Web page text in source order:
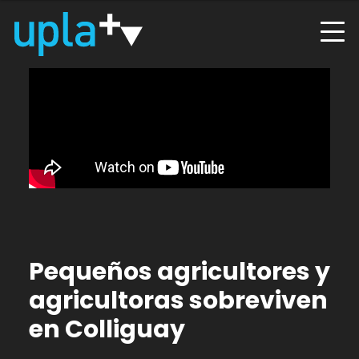
Pequeños agricultores y
agricultoras sobreviven
en Colliguay